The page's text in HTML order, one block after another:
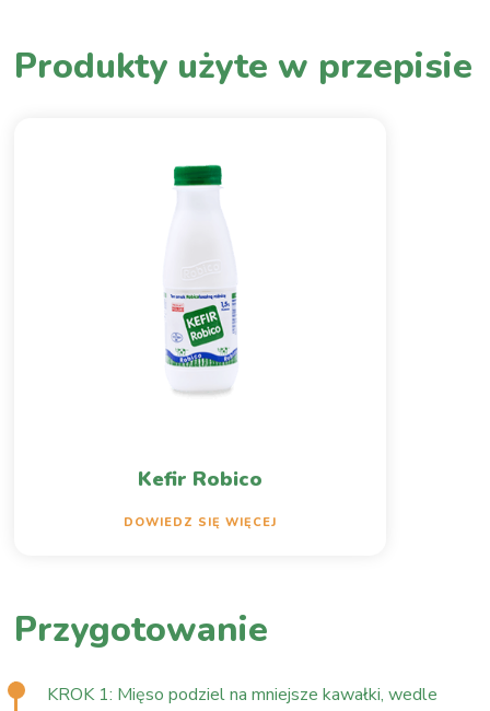
Produkty użyte w przepisie
Kefir Robico
DOWIEDZ SIĘ WIĘCEJ
Przygotowanie
KROK 1: Mięso podziel na mniejsze kawałki, wedle